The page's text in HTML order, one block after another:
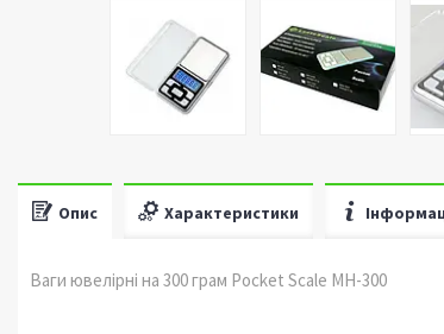
Опис Характеристики
Ваги ювелірні на 300 грам Pocket Scale MH-300